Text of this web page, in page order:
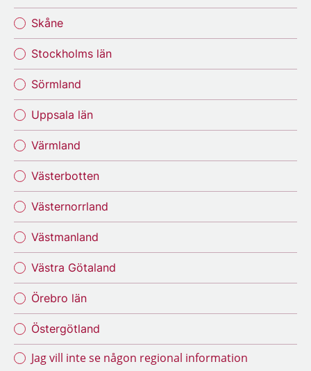
Skåne
Stockholms län
Sörmland
Uppsala län
Värmland
Västerbotten
Västernorrland
Västmanland
Västra Götaland
Örebro län
Östergötland
Jag vill inte se någon regional information